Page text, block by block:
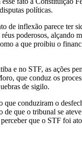
políticas.
de inflexão parece ter
poderosos, alçando
a que proibiu o
e no STF, as ações
que conduz os
de sigilo.
que conduziram o
que o tribunal se ateve
que o STF foi